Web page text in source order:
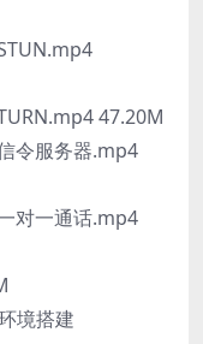
47.20M
令服务器.mp4
对一通话.mp4
境搭建